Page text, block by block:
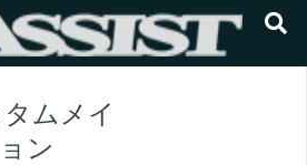
ムメイ
ン